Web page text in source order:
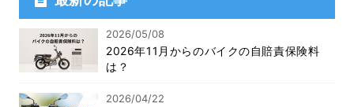
2026/05/08
2026年11月からのバイクの自賠責保険料
は？
2026/04/22